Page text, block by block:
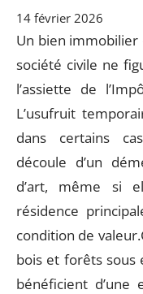
14 février 2026
Un bien immobilier
société civile ne
l’assiette de
L’usufruit
dans certains
découle d’un
d’art, même si
résidence
condition de
bois et forêts sous
bénéficient d’une